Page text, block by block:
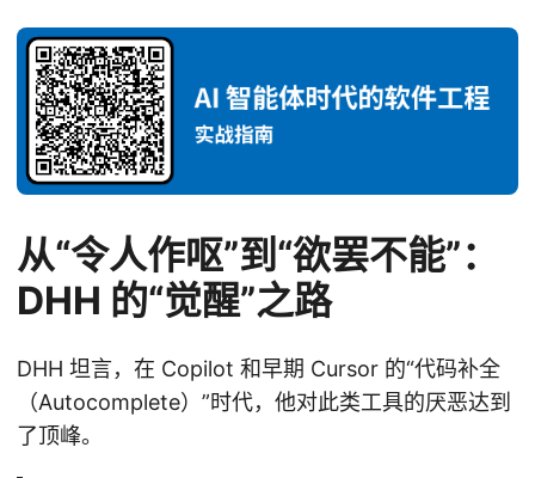
从“令人作呕”到“欲罢不能”：
DHH 的“觉醒”之路
DHH 坦言，在 Copilot 和早期 Cursor 的“代码补全
（Autocomplete）”时代，他对此类工具的厌恶达到
了顶峰。